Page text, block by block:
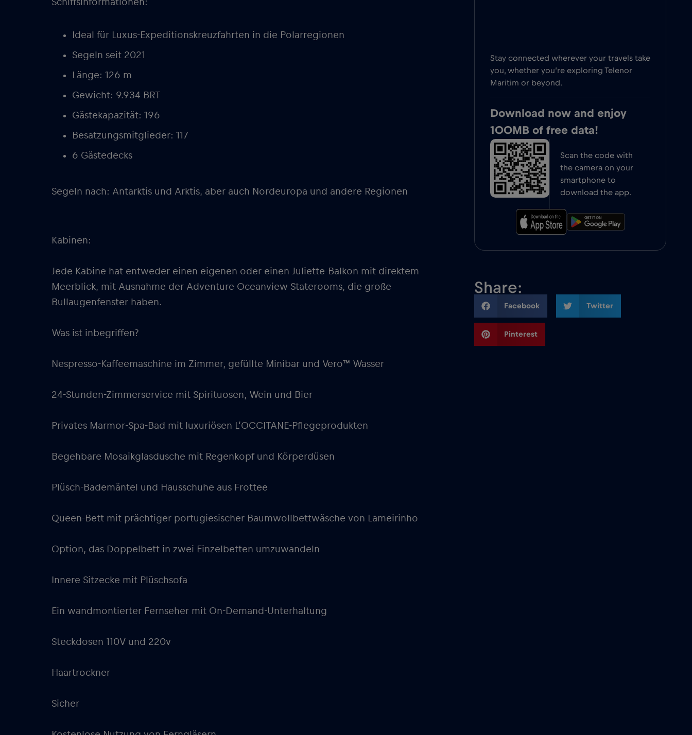
Ideal für Luxus-Expeditionskreuzfahrten in die Polarregionen
Segeln seit 2021
Länge: 126 m
Gewicht: 9.934 BRT
Gästekapazität: 196
Besatzungsmitglieder: 117
6 Gästedecks
Segeln nach: Antarktis und Arktis, aber auch Nordeuropa und andere Regionen
Kabinen:
Jede Kabine hat entweder einen eigenen oder einen Juliette-Balkon mit direktem
Meerblick, mit Ausnahme der Adventure Oceanview Staterooms, die große
Bullaugenfenster haben.
Was ist inbegriffen?
Nespresso-Kaffeemaschine im Zimmer, gefüllte Minibar und Vero™ Wasser
24-Stunden-Zimmerservice mit Spirituosen, Wein und Bier
Privates Marmor-Spa-Bad mit luxuriösen L’OCCITANE-Pflegeprodukten
Begehbare Mosaikglasdusche mit Regenkopf und Körperdüsen
Plüsch-Bademäntel und Hausschuhe aus Frottee
Queen-Bett mit prächtiger portugiesischer Baumwollbettwäsche von Lameirinho
Option, das Doppelbett in zwei Einzelbetten umzuwandeln
Innere Sitzecke mit Plüschsofa
Ein wandmontierter Fernseher mit On-Demand-Unterhaltung
Steckdosen 110V und 220v
Haartrockner
Sicher
Stay connected wherever your travels take
you, whether you’re exploring Telenor
Maritim or beyond.
Download now and enjoy
100MB of free data!
Scan the code with
the camera on your
smartphone to
download the app.
Share:
Facebook Twitter
Pinterest